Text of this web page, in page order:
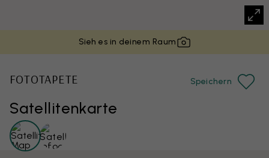
Sieh es in deinem Raum
Satellitenkarte
FOTOTAPETE Speichern